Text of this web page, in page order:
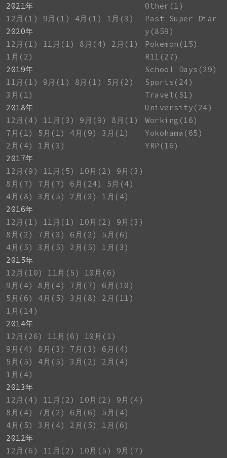
2021年
12月(1)
9月(1) 4月(1)
1月(3)
2020年
12月(1)
11月(1) 8月(4)
2月(1)
1月(2)
2019年
11月(1)
9月(1) 8月(1)
5月(2)
3月(1)
2018年
12月(4)
11月(3) 9月(9)
8月(1)
7月(1)
5月(1) 4月(9)
3月(1)
2月(4)
1月(3)
2017年
12月(9)
11月(5) 10月(2)
9月(3)
8月(7)
7月(7) 6月(24)
5月(4)
4月(8)
3月(5) 2月(3)
1月(4)
2016年
12月(1)
11月(1) 10月(2)
9月(3)
8月(2)
7月(3) 6月(2)
5月(6)
4月(5)
3月(5) 2月(5)
1月(3)
2015年
12月(10)
11月(5)
10月(6)
9月(4)
8月(4) 7月(7)
6月(10)
5月(6)
4月(5) 3月(8)
2月(11)
1月(14)
2014年
12月(26)
11月(6)
10月(1)
9月(4)
8月(3) 7月(3)
6月(4)
5月(5)
4月(5) 3月(2)
2月(4)
1月(4)
2013年
12月(4)
11月(2) 10月(2)
9月(4)
8月(4)
7月(2) 6月(6)
5月(4)
4月(5)
3月(4) 2月(5)
1月(6)
2012年
12月(6)
11月(2) 10月(5)
9月(7)
Other(1)
Past Super Diar
y(859)
Pokemon(15)
R11(27)
School Days(29)
Sports(24)
Travel(51)
University(24)
Working(16)
Yokohama(65)
YRP(16)